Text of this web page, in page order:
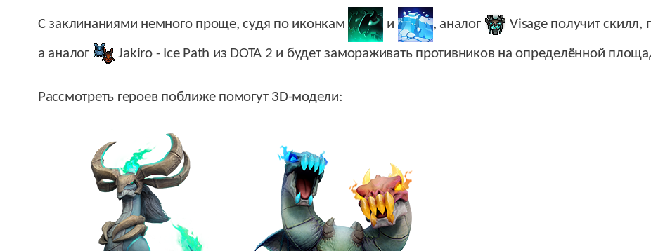
С заклинаниями немного проще, судя по иконкам и , аналог Visageполучит скилл,
а аналог
Jakiro- Ice Path из DOTA 2 и будет замораживать противников на определённой
Рассмотреть героев поближе помогут 3D-модели: